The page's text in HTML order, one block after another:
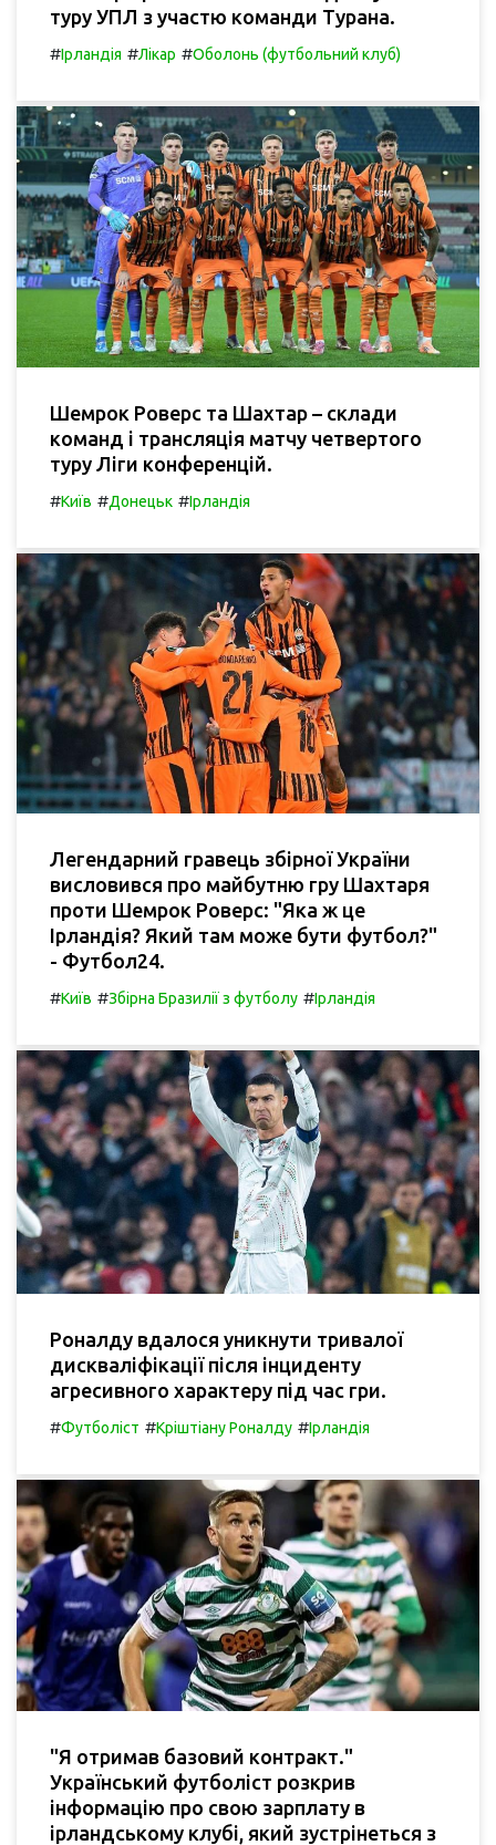
туру УПЛ з участю команди Турана.
#Ірландія #Лікар #Оболонь (футбольний клуб)
Шемрок Роверс та Шахтар – склади
команд і трансляція матчу четвертого
туру Ліги конференцій.
#Київ #Донецьк #Ірландія
Легендарний гравець збірної України
висловився про майбутню гру Шахтаря
проти Шемрок Роверс: "Яка ж це
Ірландія? Який там може бути футбол?"
- Футбол24.
#Київ #Збірна Бразилії з футболу #Ірландія
Роналду вдалося уникнути тривалої
дискваліфікації після інциденту
агресивного характеру під час гри.
#Футболіст #Кріштіану Роналду #Ірландія
"Я отримав базовий контракт."
Український футболіст розкрив
інформацію про свою зарплату в
ірландському клубі, який зустрінеться з